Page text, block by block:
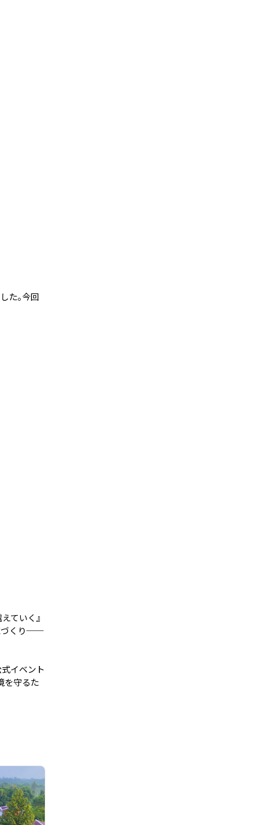
た。今回
ていく』
づくり──
イベント
を守るた
ジットを⽣み出す環境保全プロジェクトの現場の詳細を見る